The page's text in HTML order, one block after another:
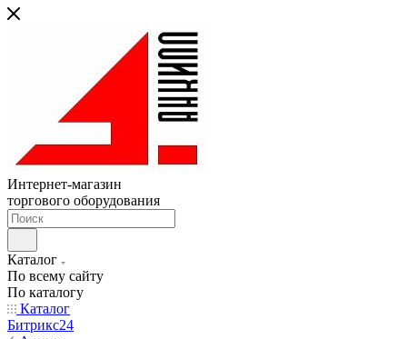
Интернет-магазин
торгового оборудования
Каталог
По всему сайту
По каталогу
Каталог
Битрикс24